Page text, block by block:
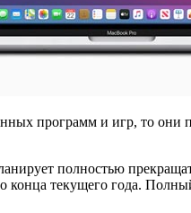
программ и игр, то они
полностью
конца текущего года.